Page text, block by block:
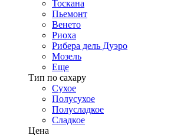
Тоскана
Пьемонт
Венето
Риоха
Рибера дель Дуэро
Мозель
Еще
Тип по сахару
Сухое
Полусухое
Полусладкое
Сладкое
Цена